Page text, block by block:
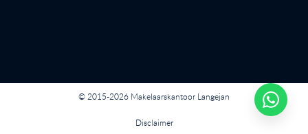
© 2015-2026 Makelaarskantoor Langejan
Disclaimer